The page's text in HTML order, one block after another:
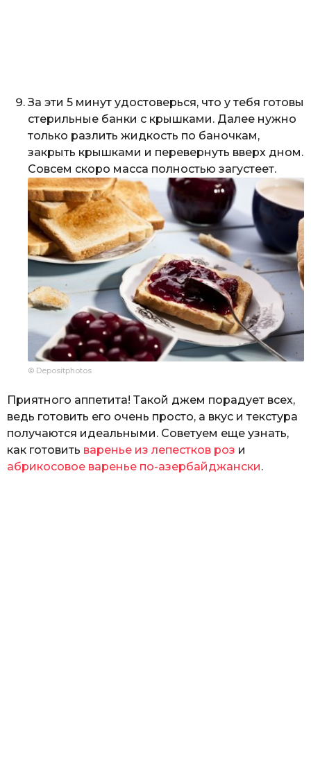
За эти 5 минут удостоверься, что у тебя готовы
стерильные банки с крышками. Далее нужно
только разлить жидкость по баночкам,
закрыть крышками и перевернуть вверх дном.
Совсем скоро масса полностью загустеет.
© Depositphotos
Приятного аппетита! Такой джем порадует всех,
ведь готовить его очень просто, а вкус и текстура
получаются идеальными. Советуем еще узнать,
как готовить варенье из лепестков роз и
абрикосовое варенье по-азербайджански.